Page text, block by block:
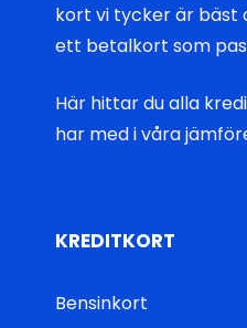
kort vi tycker är bäst
ett betalkort som
Här hittar dualla
har med i våra
KREDITKORT
Bensinkort